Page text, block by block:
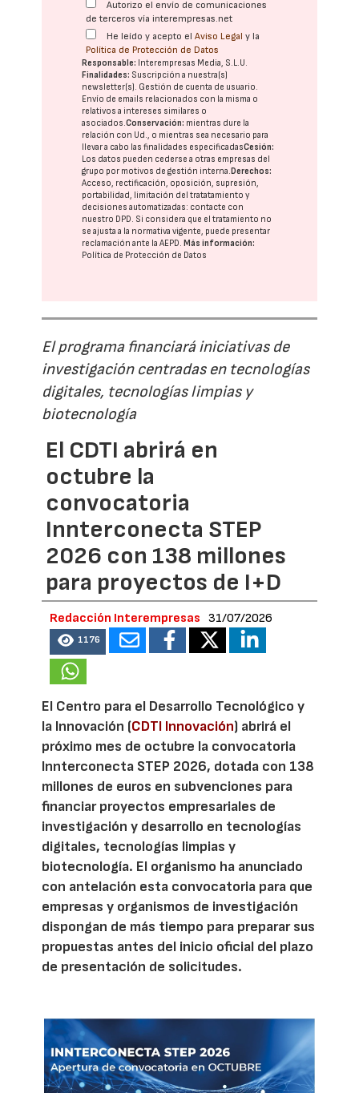
Autorizo el envío de comunicaciones
de terceros vía interempresas.net
He leído y acepto elAviso Legal y la
Política de Protección de Datos
Responsable: Interempresas Media, S.L.U.
Finalidades: Suscripción a nuestra(s)
newsletter(s). Gestión de cuenta de usuario.
Envío de emails relacionados con la misma o
relativos a intereses similares o
asociados.Conservación: mientras dure la
relación con Ud., o mientras sea necesario para
llevar a cabo las finalidades especificadasCesión:
Los datos pueden cederse a otras empresas del
grupo por motivos de gestión interna. Derechos:
Acceso, rectificación, oposición, supresión,
portabilidad, limitación del tratatamiento y
decisiones automatizadas: contacte con
nuestro DPD. Si considera que el tratamiento no
se ajusta a la normativa vigente, puede presentar
reclamación ante laAEPD. Más información:
Política de Protección de Datos
El programa financiará iniciativas de
investigación centradas en tecnologías
digitales, tecnologías limpias y
biotecnología
El CDTI abrirá en
octubre la
convocatoria
Innterconecta STEP
2026 con 138 millones
para proyectos de I+D
Redacción Interempresas 31/07/2026
1176
El Centro para el Desarrollo Tecnológico y
la Innovación (CDTI Innovación) abrirá el
próximo mes de octubre la convocatoria
Innterconecta STEP 2026, dotada con 138
millones de euros en subvenciones para
financiar proyectos empresariales de
investigación y desarrollo en tecnologías
digitales, tecnologías limpias y
biotecnología. El organismo ha anunciado
con antelación esta convocatoria para que
empresas y organismos de investigación
dispongan de más tiempo para preparar sus
propuestas antes del inicio oficial del plazo
de presentación de solicitudes.